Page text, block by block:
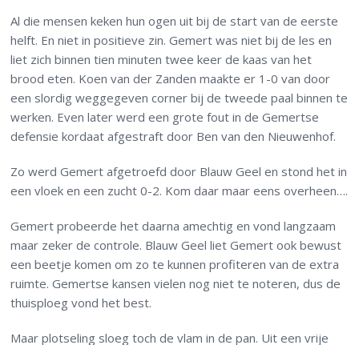
Al die mensen keken hun ogen uit bij de start van de eerste
helft. En niet in positieve zin. Gemert was niet bij de les en
liet zich binnen tien minuten twee keer de kaas van het
brood eten. Koen van der Zanden maakte er 1-0 van door
een slordig weggegeven corner bij de tweede paal binnen te
werken. Even later werd een grote fout in de Gemertse
defensie kordaat afgestraft door Ben van den Nieuwenhof.
Zo werd Gemert afgetroefd door Blauw Geel en stond het in
een vloek en een zucht 0-2. Kom daar maar eens overheen….
Gemert probeerde het daarna amechtig en vond langzaam
maar zeker de controle. Blauw Geel liet Gemert ook bewust
een beetje komen om zo te kunnen profiteren van de extra
ruimte. Gemertse kansen vielen nog niet te noteren, dus de
thuisploeg vond het best.
Maar plotseling sloeg toch de vlam in de pan. Uit een vrije